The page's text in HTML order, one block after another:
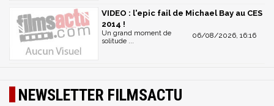
VIDEO : l'epic fail de Michael Bay au CES
2014 !
06/08/2026, 16:16
Un grand moment de
solitude ...
NEWSLETTER FILMSACTU